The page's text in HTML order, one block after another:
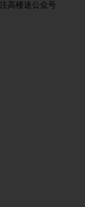
高楼迷公众号